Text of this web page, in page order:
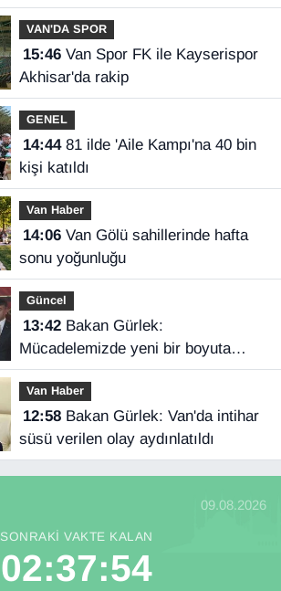
yetersizliği ciddi sorun!
VAN'DA SPOR
15:46Van Spor FK ile Kayserispor
Akhisar'da rakip
GENEL
14:4481 ilde 'Aile Kampı'na 40 bin
kişi katıldı
Van Haber
14:06Van Gölü sahillerinde hafta
sonu yoğunluğu
Güncel
13:42Bakan Gürlek:
Mücadelemizde yeni bir boyuta
geçeceğiz
Van Haber
12:58Bakan Gürlek: Van'da intihar
süsü verilen olay aydınlatıldı
09.08.2026
SONRAKI VAKTE KALAN
02:37:53